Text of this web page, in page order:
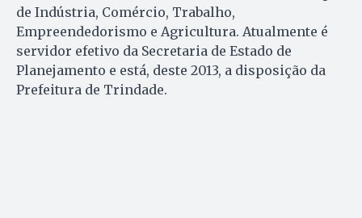
de Indústria, Comércio, Trabalho,
Empreendedorismo e Agricultura. Atualmente é
servidor efetivo da Secretaria de Estado de
Planejamento e está, deste 2013, a disposição da
Prefeitura de Trindade.